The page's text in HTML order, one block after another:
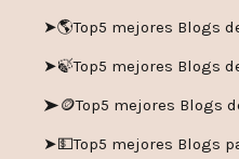
➤🌎Top5 mejores Blogs
➤🍃Top5 mejores Blogs
➤🪙Top5 mejores Blogs
➤💵Top5 mejores Blogs